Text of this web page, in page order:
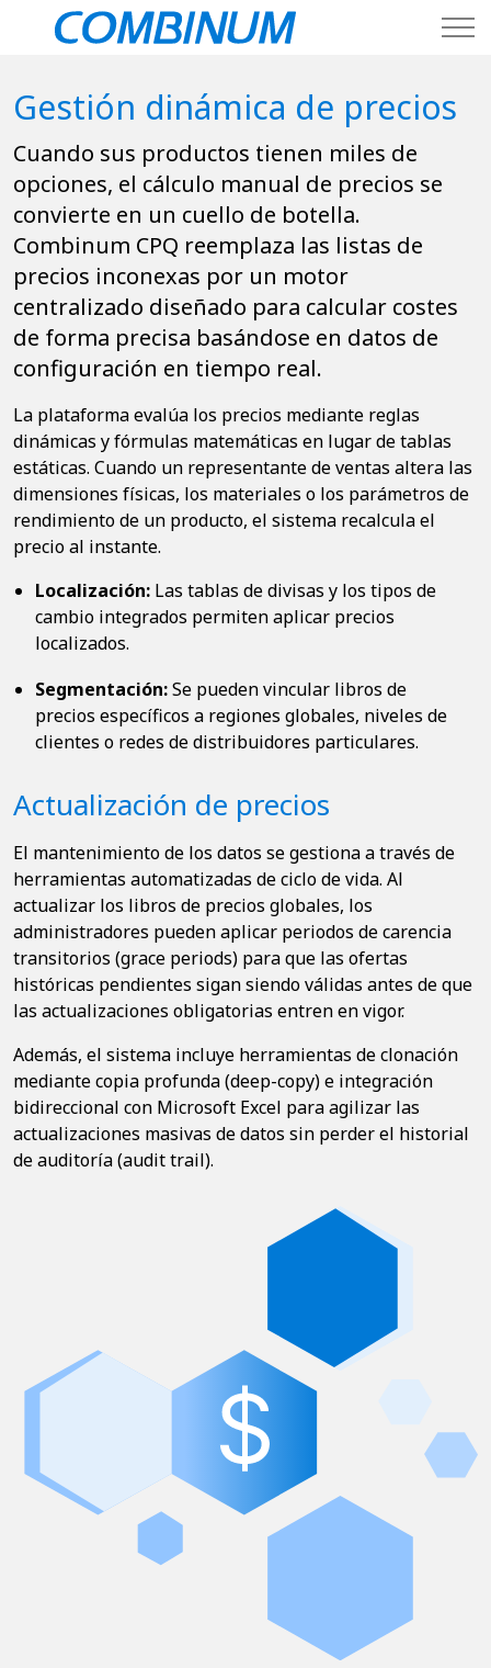
Gestión dinámica de precios
Cuando sus productos tienen miles de
opciones, el cálculo manual de precios se
convierte en un cuello de botella.
Combinum CPQ reemplaza las listas de
precios inconexas por un motor
centralizado diseñado para calcular costes
de forma precisa basándose en datos de
configuración en tiempo real.
La plataforma evalúa los precios mediante reglas
dinámicas y fórmulas matemáticas en lugar de tablas
estáticas. Cuando un representante de ventas altera las
dimensiones físicas, los materiales o los parámetros de
rendimiento de un producto, el sistema recalcula el
precio al instante.
Localización: Las tablas de divisas y los tipos de
cambio integrados permiten aplicar precios
localizados.
Segmentación:Se pueden vincular libros de
precios específicos a regiones globales, niveles de
clientes o redes de distribuidores particulares.
Actualización de precios
El mantenimiento de los datos se gestiona a través de
herramientas automatizadas de ciclo de vida. Al
actualizar los libros de precios globales, los
administradores pueden aplicar periodos de carencia
transitorios (grace periods) para que las ofertas
históricas pendientes sigan siendo válidas antes de que
las actualizaciones obligatorias entren en vigor.
Además, el sistema incluye herramientas de clonación
mediante copia profunda (deep-copy) e integración
bidireccional con Microsoft Excel para agilizar las
actualizaciones masivas de datos sin perder el historial
de auditoría (audit trail).